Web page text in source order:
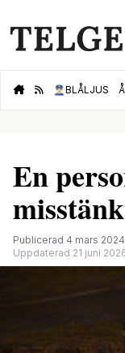
👮🏻‍♂️BLÅLJUS
En
Publicerad 4 mars
Uppdaterad 21 juni